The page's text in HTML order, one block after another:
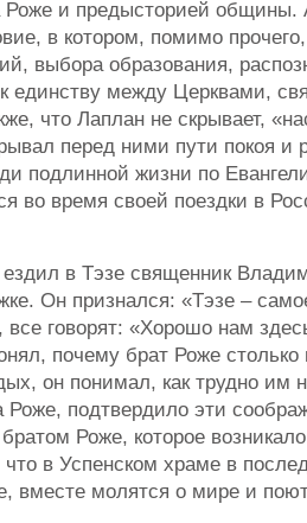
Роже и предысторией
в котором, помимо прочего,
выбора образования,
единству между Церквами,
что Лаплан не скрывает,
перед ними пути покоя и
подлинной жизни по
во время своей поездки в
ездил в Тэзе священник
Он признался: «Тэзе –
говорят: «Хорошо нам
почему брат Роже
он понимал, как трудно им
Роже, подтвердило эти
Роже, которое
в Успенском храме в
вместе молятся о мире и